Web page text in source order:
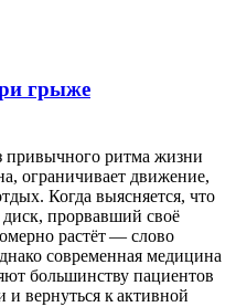
грыже
привычного ритма жизни
ограничивает движение,
Когда выясняется, что
прорвавший своё
растёт — слово
современная медицина
большинству пациентов
и вернуться к активной